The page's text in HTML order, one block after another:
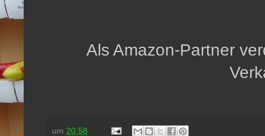
Als Amazon-Partner
um 20:58